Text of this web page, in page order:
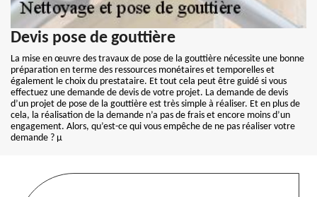
Devis pose de gouttière
La mise en œuvre des travaux de pose de la gouttière nécessite une bonne
préparation en terme des ressources monétaires et temporelles et
également le choix du prestataire. Et tout cela peut être guidé si vous
effectuez une demande de devis de votre projet. La demande de devis
d’un projet de pose de la gouttière est très simple à réaliser. Et en plus de
cela, la réalisation de la demande n’a pas de frais et encore moins d’un
engagement. Alors, qu’est-ce qui vous empêche de ne pas réaliser votre
demande ? µ